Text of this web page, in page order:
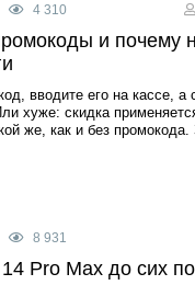
4 310
и почему
вводите его на кассе, а
хуже: скидка
же, как и без
8 931
Pro Max до сих